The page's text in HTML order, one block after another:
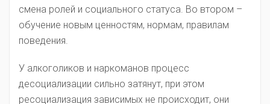
смена ролей и социального статуса. Во втором –
обучение новым ценностям, нормам, правилам
поведения.
У алкоголиков и наркоманов процесс
десоциализации сильно затянут, при этом
ресоциализация зависимых не происходит, они